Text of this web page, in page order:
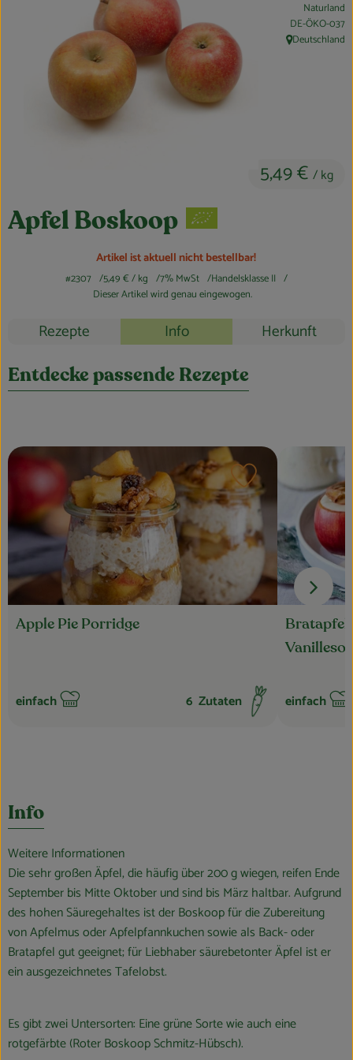
Obst & Gemüse
Kühltheke
Bäckerei
Vorratskammer
Haus, Garten & Co.
So geht’s
Über uns
Apfel Boskoop
5,49 € / kg
Naturland
, Kontrollstelle:
DE-ÖKO-037
, Herkunft:
Deutschland
Artikel ist aktuell nicht bestellbar!
#2307 5,49 €/ kg 7% MwSt
Handelsklasse II
Dieser Artikel wird genau eingewogen.
Rezepte Info Herkunft
Entdecke passende Rezepte
Apple Pie Porridge
Schwierigkeit:
einfach 6 Zutaten
Rezept zu
Bratapfel
einfach
Info
Weitere Informationen
Die sehr großen Äpfel, die häufig über 200 g wiegen, reifen Ende
September bis Mitte Oktober und sind bis März haltbar. Aufgrund
des hohen Säuregehaltes ist der Boskoop für die Zubereitung
von Apfelmus oder Apfelpfannkuchen sowie als Back- oder
Bratapfel gut geeignet; für Liebhaber säurebetonter Äpfel ist er
ein ausgezeichnetes Tafelobst.
Es gibt zwei Untersorten: Eine grüne Sorte wie auch eine
rotgefärbte (Roter Boskoop Schmitz-Hübsch).